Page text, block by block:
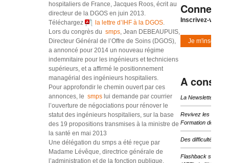
hospitaliers de France, Jacques Roos, écrit au
directeur de la DGOS en juin 2013.
Téléchargez
la lettre d’IHF à la DGOS.
Lors du congrès du smps, Jean DEBEAUPUIS,
Directeur Général de l’Offre de Soins (DGOS),
a annoncé pour 2014 un nouveau régime
indemnitaire pour les ingénieurs et techniciens
supérieurs, et a affirmé le positionnement
managérial des ingénieurs hospitaliers.
Pour approfondir le chemin ouvert par ces
annonces, le smps lui demande par courrier
l’ouverture de négociations pour rénover le
statut des ingénieurs hospitaliers, sur la base
des 19 propositions transmises à la ministre de
la santé en mai 2013
Une délégation du smps a été reçue par
Madame Lévêque, directrice générale de
l’administration et de la fonction publique.
Inscrivez-vous
Je m'inscris
A
La Newsletter
Revivez les temps
Formation de l’IHF
Des difficultés
Flashback sur les